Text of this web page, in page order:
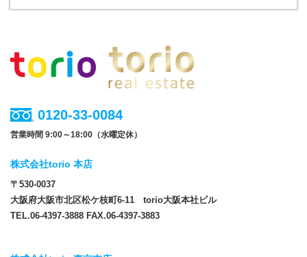
0120-33-0084
営業時間 9:00～18:00（水曜定休）
株式会社torio 本店
〒530-0037
大阪府大阪市北区松ケ枝町6-11 torio大阪本社ビル
TEL.06-4397-3888 FAX.06-4397-3883